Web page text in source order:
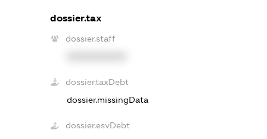
dossier.tax
dossier.staff
dossier.taxDebt
dossier.missingData
dossier.esvDebt